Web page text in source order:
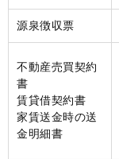
源泉徴収票
不動産売買契約
書
賃貸借契約書
家賃送金時の送
金明細書